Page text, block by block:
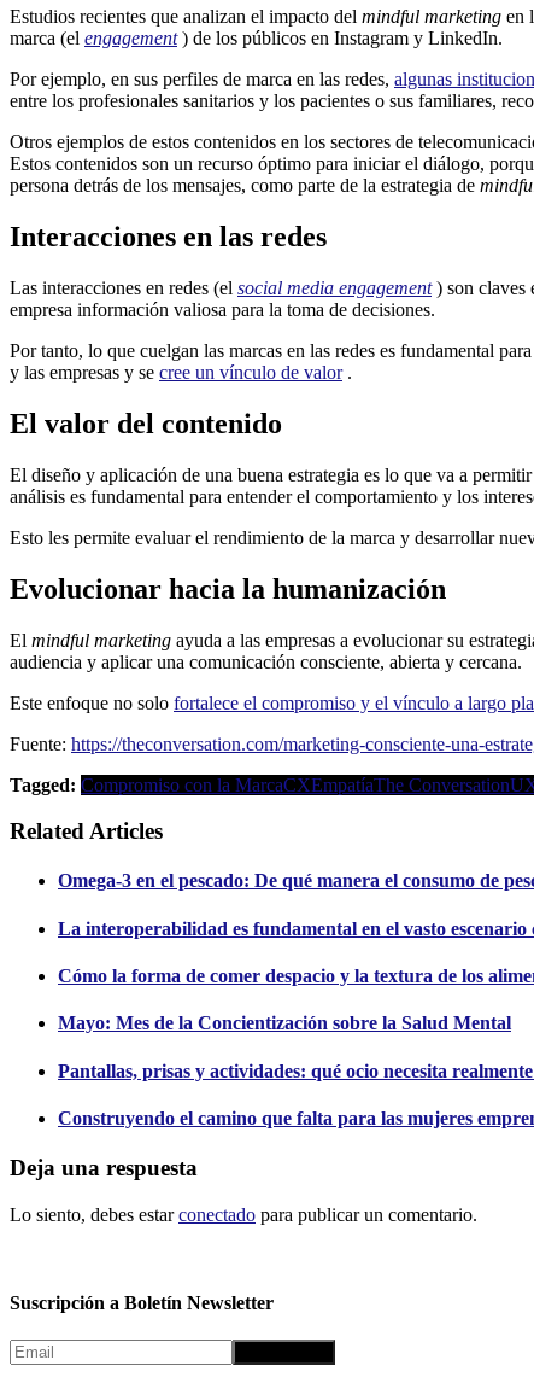
Estudios recientes que analizan el impacto del mindful marketing en
marca (el engagement) de los públicos en Instagram y LinkedIn.
Por ejemplo, en sus perfiles de marca en las redes, algunas
entre los profesionales sanitarios y los pacientes o sus familiares,
Otros ejemplos de estos contenidos en los sectores de
Estos contenidos son un recurso óptimo para iniciar el diálogo,
persona detrás de los mensajes, como parte de la estrategia de
Interacciones en las redes
Las interacciones en redes (el social media engagement) son claves
empresa información valiosa para la toma de decisiones.
Por tanto, lo que cuelgan las marcas en las redes es fundamental
y las empresas y se cree un vínculo de valor.
El valor del contenido
El diseño y aplicación de una buena estrategia es lo que va a
análisis es fundamental para entender el comportamiento y los
Esto les permite evaluar el rendimiento de la marca y desarrollar
Evolucionar hacia la humanización
El mindful marketing ayuda a las empresas a evolucionar su
audiencia y aplicar una comunicación consciente, abierta y cercana.
Este enfoque no solo fortalece el compromiso y el vínculo a largo
Fuente: https://theconversation.com/marketing-consciente-una-
Tagged: Compromiso con la MarcaCXEmpatíaThe Conversation
Related Articles
Omega-3 en el pescado: De qué manera el consumo de
La interoperabilidad es fundamental en el vasto escenario
Cómo la forma de comer despacio y la textura de los
Mayo: Mes de la Concientización sobre la Salud Mental
Pantallas, prisas y actividades: qué ocio necesita
Construyendo el camino que falta para las mujeres
Deja una respuesta
Lo siento, debes estarconectado para publicar un comentario.
Suscripción a Boletín Newsletter